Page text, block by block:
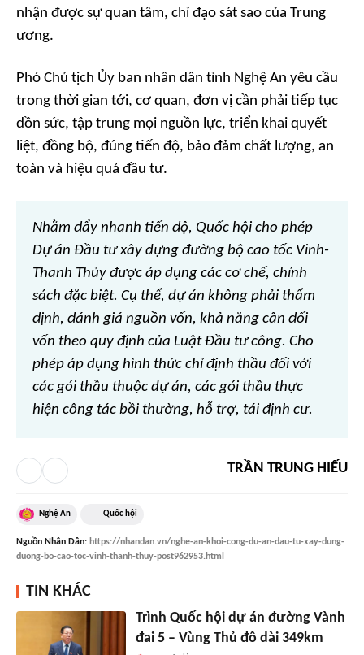
nhận được sự quan tâm, chỉ đạo sát sao của Trung
ương.
Phó Chủ tịch Ủy ban nhân dân tỉnh Nghệ An yêu cầu
trong thời gian tới, cơ quan, đơn vị cần phải tiếp tục
dồn sức, tập trung mọi nguồn lực, triển khai quyết
liệt, đồng bộ, đúng tiến độ, bảo đảm chất lượng, an
toàn và hiệu quả đầu tư.
Nhằm đẩy nhanh tiến độ, Quốc hội cho phép
Dự án Đầu tư xây dựng đường bộ cao tốc Vinh-
Thanh Thủy được áp dụng các cơ chế, chính
sách đặc biệt. Cụ thể, dự án không phải thẩm
định, đánh giá nguồn vốn, khả năng cân đối
vốn theo quy định của Luật Đầu tư công. Cho
phép áp dụng hình thức chỉ định thầu đối với
các gói thầu thuộc dự án, các gói thầu thực
hiện công tác bồi thường, hỗ trợ, tái định cư.
TRẦN TRUNG HIẾU
Nghệ An Quốc hội
Nguồn Nhân Dân: https://nhandan.vn/nghe-an-khoi-cong-du-an-dau-tu-xay-dung-
duong-bo-cao-toc-vinh-thanh-thuy-post962953.html
TIN KHÁC
Trình Quốc hội dự án đường Vành
đai 5 – Vùng Thủ đô dài 349km